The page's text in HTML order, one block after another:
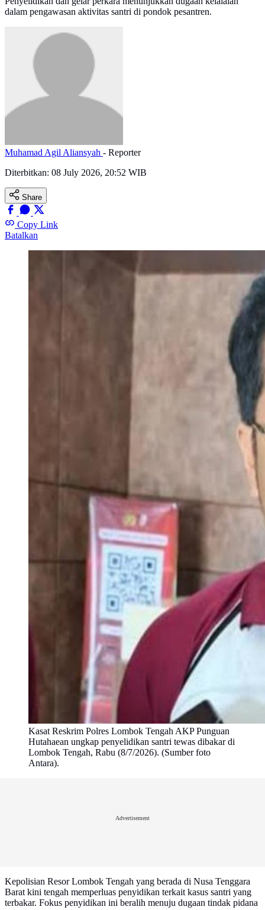
dalam pengawasan aktivitas santri di pondok pesantren.
Muhamad Agil Aliansyah - Reporter
Diterbitkan: 08 July 2026, 20:52 WIB
Share
Copy Link
Batalkan
Kasat Reskrim Polres Lombok Tengah AKP Punguan
Hutahaean ungkap penyelidikan santri tewas dibakar di
Lombok Tengah, Rabu (8/7/2026). (Sumber foto
Antara).
Advertisement
Kepolisian Resor Lombok Tengah yang berada di Nusa Tenggara
Barat kini tengah memperluas penyidikan terkait kasus santri yang
terbakar. Fokus penyidikan ini beralih menuju dugaan tindak pidana